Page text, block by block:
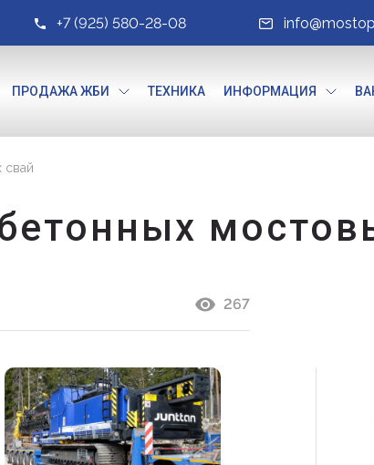
+7 (925) 580-28-08
ПРОДАЖА ЖБИ ТЕХНИКА ИНФОРМАЦИЯ
267